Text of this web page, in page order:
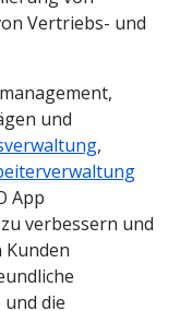
Vertriebs- und
und
,
App
verbessern und
die